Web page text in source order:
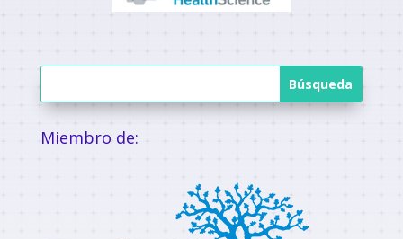
Miembro de: